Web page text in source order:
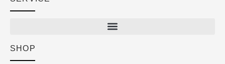
SHOP